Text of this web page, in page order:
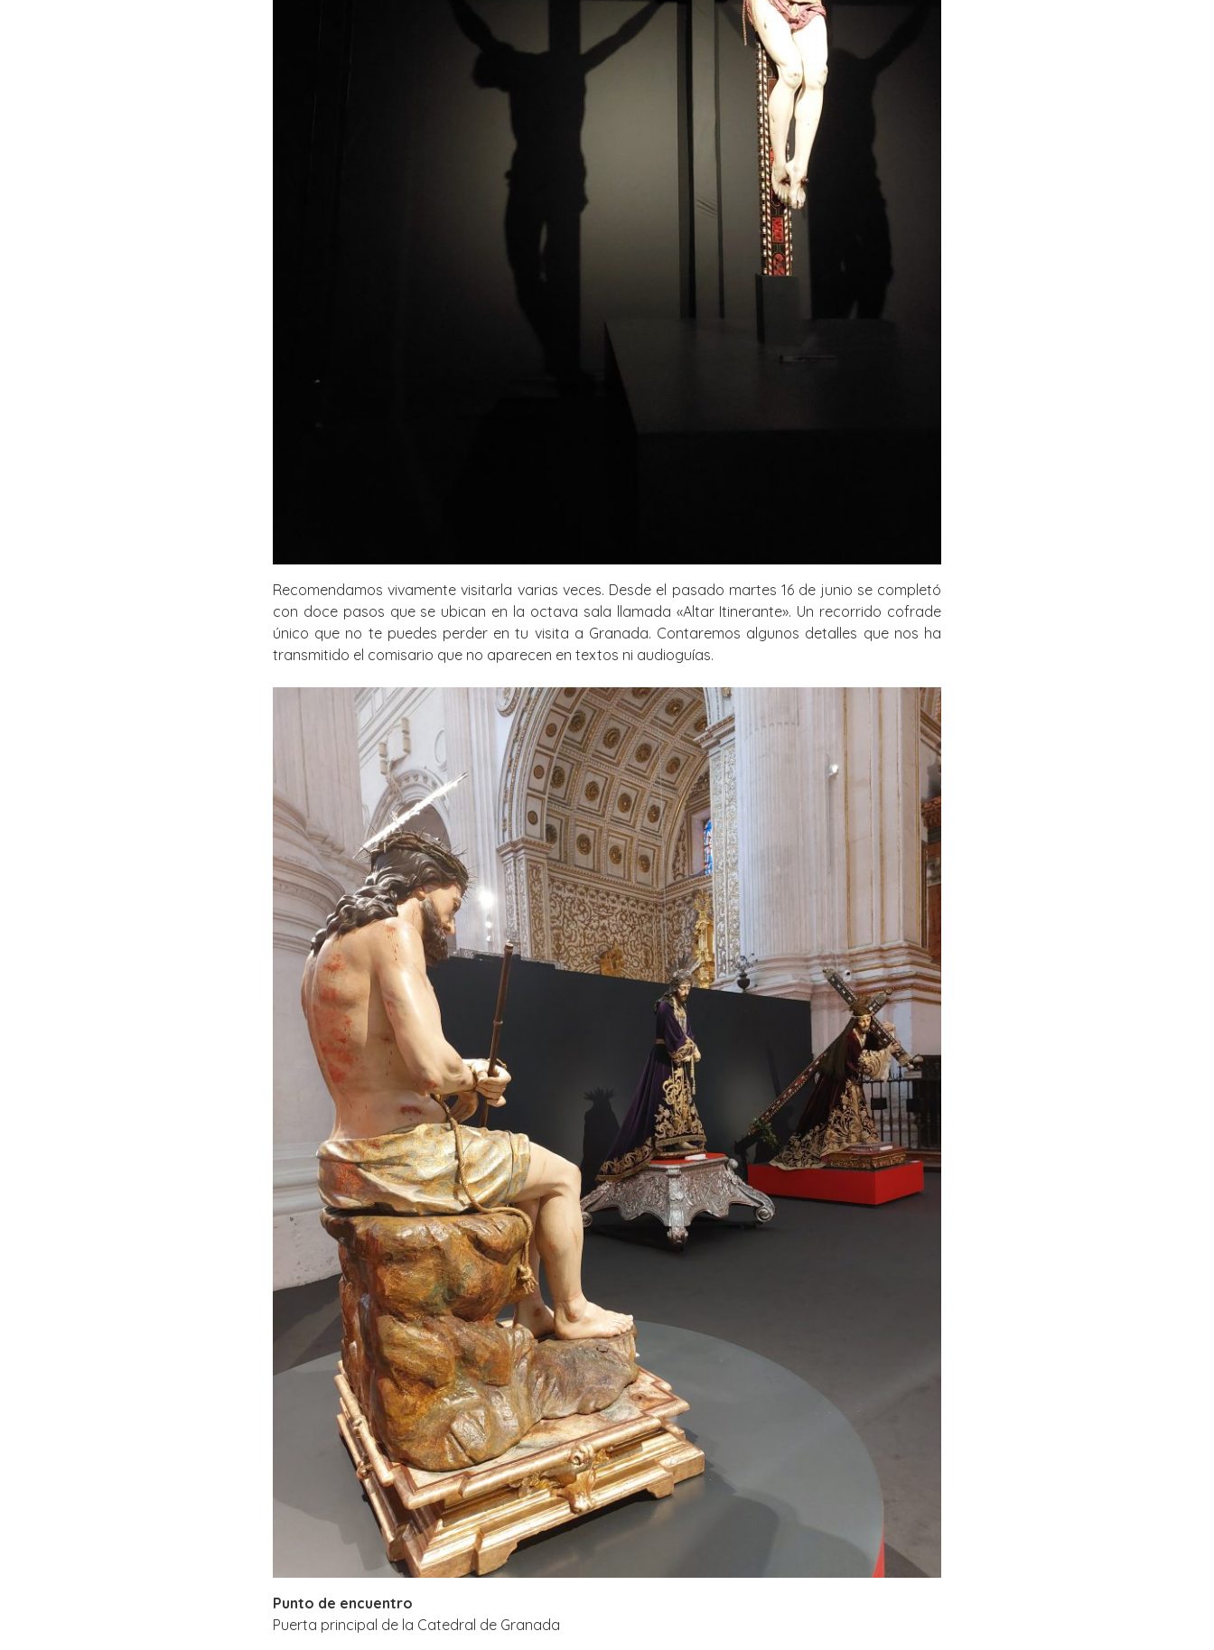
Recomendamos vivamente visitarla varias veces. Desde el pasado martes 16 de junio se completó
con doce pasos que se ubican en la octava sala llamada «Altar Itinerante». Un recorrido cofrade
único que no te puedes perder en tu visita a Granada. Contaremos algunos detalles que nos ha
transmitido el comisario que no aparecen en textos ni audioguías.
Punto de encuentro
Puerta principal de la Catedral de Granada